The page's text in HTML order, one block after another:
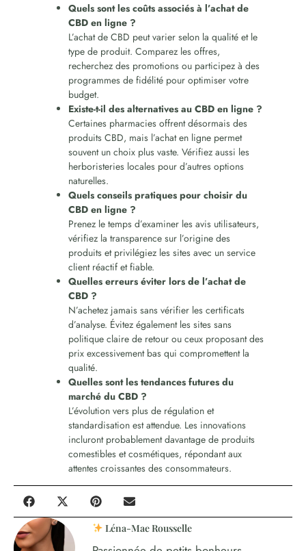
Quels sont les coûts associés à l’achat de
CBD en ligne ?
L’achat de CBD peut varier selon la qualité et le
type de produit. Comparez les offres,
recherchez des promotions ou participez à des
programmes de fidélité pour optimiser votre
budget.
Existe-t-il des alternatives au CBD en ligne ?
Certaines pharmacies offrent désormais des
produits CBD, mais l’achat en ligne permet
souvent un choix plus vaste. Vérifiez aussi les
herboristeries locales pour d’autres options
naturelles.
Quels conseils pratiques pour choisir du
CBD en ligne ?
Prenez le temps d’examiner les avis utilisateurs,
vérifiez la transparence sur l’origine des
produits et privilégiez les sites avec un service
client réactif et fiable.
Quelles erreurs éviter lors de l’achat de
CBD ?
N’achetez jamais sans vérifier les certificats
d’analyse. Évitez également les sites sans
politique claire de retour ou ceux proposant des
prix excessivement bas qui compromettent la
qualité.
Quelles sont les tendances futures du
marché du CBD ?
L’évolution vers plus de régulation et
standardisation est attendue. Les innovations
incluront probablement davantage de produits
comestibles et cosmétiques, répondant aux
attentes croissantes des consommateurs.
Léna-Mae Rousselle